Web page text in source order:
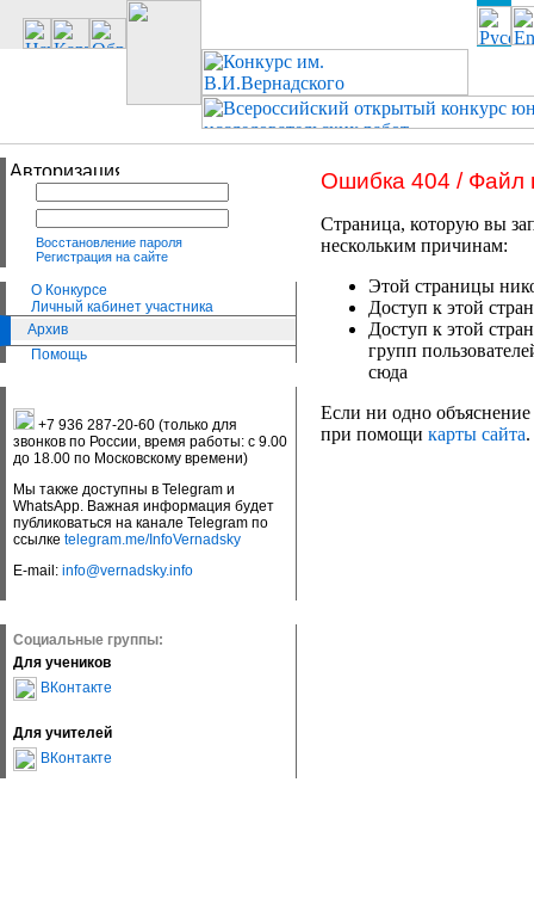
Восстановление пароля
Регистрация на сайте
О Конкурсе
Личный кабинет участника
Архив
Помощь
+7 936 287-20-60 (только для
звонков по России, время работы: с 9.00
до 18.00 по Московскому времени)
Мы также доступны в Telegram и
WhatsApp. Важная информация будет
публиковаться на канале Telegram по
ссылке telegram.me/InfoVernadsky
E-mail: info@vernadsky.info
Социальные группы:
Для учеников
ВКонтакте
Для учителей
ВКонтакте
Ошибка 404 / Файл
Страница, которую вы
нескольким причинам:
Этой страницы
Доступ к этой
Доступ к этой
групп
сюда
Если ни одно объяснение
при помощи карты сайта.